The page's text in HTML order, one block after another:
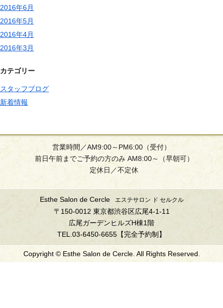
2016年6月
2016年5月
2016年4月
2016年3月
カテゴリー
スタッフブログ
新着情報
営業時間／AM9:00～PM6:00（受付）
前日午前までご予約の方のみ AM8:00～（早朝可）
定休日／不定休
Esthe Salon de Cercle エステサロン ド セルクル
〒150-0012 東京都渋谷区広尾4-1-11
広尾ガーデンヒルズH棟1階
TEL.03-6450-6655【完全予約制】
Copyright © Esthe Salon de Cercle. All Rights Reserved.